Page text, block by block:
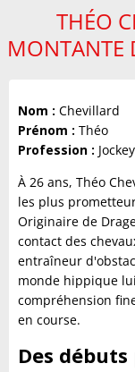
THÉO
MONTANTE
Nom : Chevillard
Prénom : Théo
Profession :
À 26 ans, Théo
les plus
Originaire de
contact des
entraîneur
monde hippique
compréhension
en course.
Des